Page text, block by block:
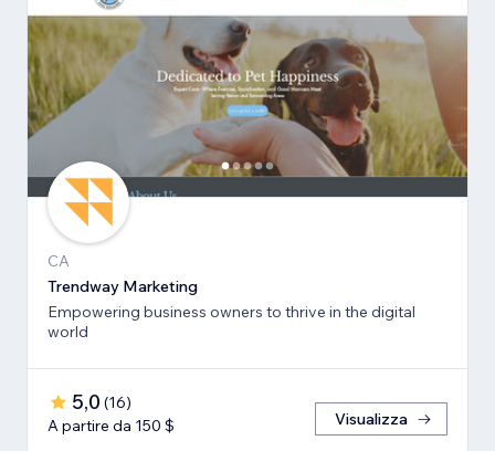
CA
Trendway Marketing
Empowering business owners to thrive in the digital
world
5,0 (16)
A partire da 150 $
Visualizza